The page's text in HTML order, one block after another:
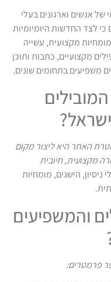
אנשים וארגונים בעלי
לצד החדשות היומיומיות
מקצועית, עשייה
מקצועיים, כתבות ותוכן
משפיעים בתחומים שונים.
האתר היא ליצור מקום
מקצועית, חיובית
הישגים, מומחיות
והמשפיעים
פרמטרים: